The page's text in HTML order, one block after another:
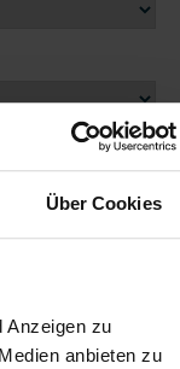
Über Cookies
Anzeigen zu
anbieten zu
oder PDF)